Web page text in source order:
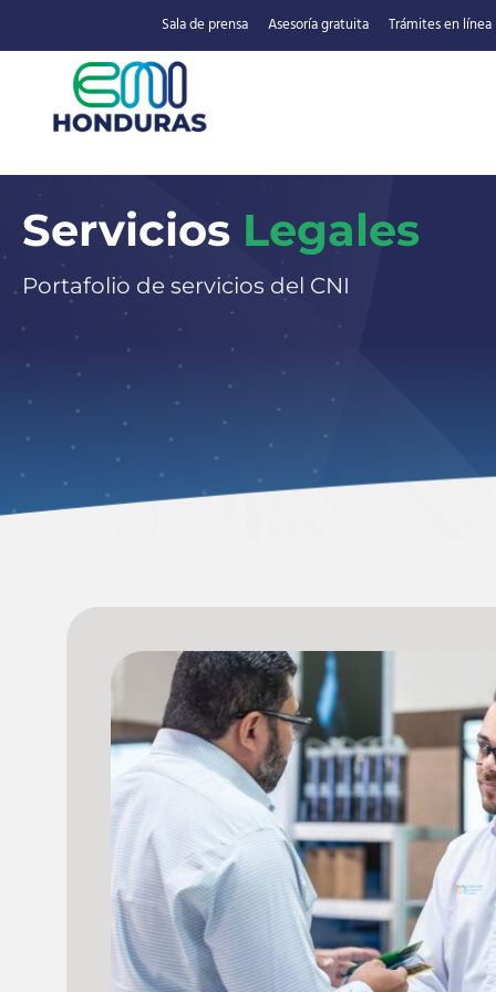
Sala de prensa Asesoría gratuita Trámites en línea
Servicios Legales
Portafolio de servicios del CNI